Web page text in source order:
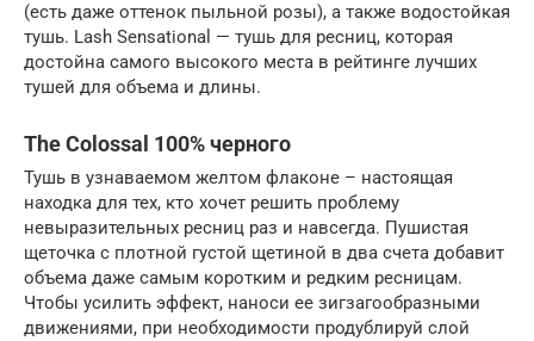
(есть даже оттенок пыльной розы), а также водостойкая
тушь. Lash Sensational — тушь для ресниц, которая
достойна самого высокого места в рейтинге лучших
тушей для объема и длины.
The Colossal 100% черного
Тушь в узнаваемом желтом флаконе – настоящая
находка для тех, кто хочет решить проблему
невыразительных ресниц раз и навсегда. Пушистая
щеточка с плотной густой щетиной в два счета добавит
объема даже самым коротким и редким ресницам.
Чтобы усилить эффект, наноси ее зигзагообразными
движениями, при необходимости продублируй слой